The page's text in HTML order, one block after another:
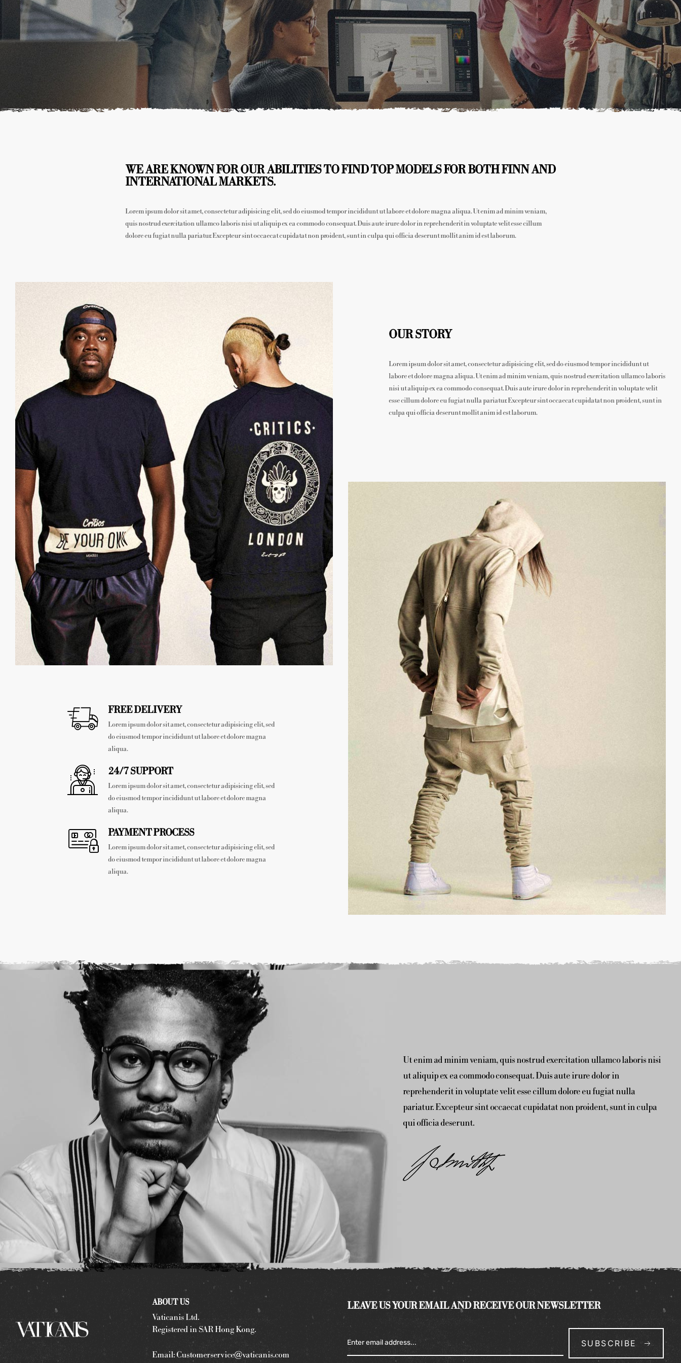
WE ARE KNOWN FOR OUR ABILITIES TO FIND TOP MODELS FOR BOTH FINN AND
INTERNATIONAL MARKETS.
Lorem ipsum dolor sit amet, consectetur adipisicing elit, sed do eiusmod tempor incididunt ut labore et dolore magna aliqua. Ut enim ad minim veniam,
quis nostrud exercitation ullamco laboris nisi ut aliquip ex ea commodo consequat. Duis aute irure dolor in reprehenderit in voluptate velit esse cillum
dolore eu fugiat nulla pariatur. Excepteur sint occaecat cupidatat non proident, sunt in culpa qui officia deserunt mollit anim id est laborum.
FREE DELIVERY
Lorem ipsum dolor sit amet, consectetur adipisicing elit, sed
do eiusmod tempor incididunt ut labore et dolore magna
aliqua.
24/7 SUPPORT
Lorem ipsum dolor sit amet, consectetur adipisicing elit, sed
do eiusmod tempor incididunt ut labore et dolore magna
aliqua.
PAYMENT PROCESS
Lorem ipsum dolor sit amet, consectetur adipisicing elit, sed
do eiusmod tempor incididunt ut labore et dolore magna
aliqua.
OUR STORY
Lorem ipsum dolor sit amet, consectetur adipisicing elit, sed do eiusmod tempor incididunt ut
labore et dolore magna aliqua. Ut enim ad minim veniam, quis nostrud exercitation ullamco laboris
nisi ut aliquip ex ea commodo consequat. Duis aute irure dolor in reprehenderit in voluptate velit
esse cillum dolore eu fugiat nulla pariatur. Excepteur sint occaecat cupidatat non proident, sunt in
culpa qui officia deserunt mollit anim id est laborum.
Ut enim ad minim veniam, quis nostrud exercitation ullamco laboris nisi
ut aliquip ex ea commodo consequat. Duis aute irure dolor in
reprehenderit in voluptate velit esse cillum dolore eu fugiat nulla
pariatur. Excepteur sint occaecat cupidatat non proident, sunt in culpa
qui officia deserunt.
ABOUT US
Vaticanis Ltd.
Registered in SAR Hong Kong.
Email:Customerservice@vaticanis.com
LEAVE US YOUR EMAIL AND RECEIVE OUR NEWSLETTER
SUBSCRIBE